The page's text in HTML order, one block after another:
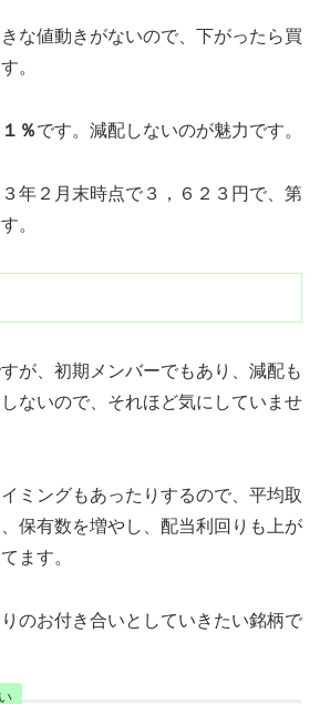
な値動きがないので、下がったら買
。
％です。減配しないのが魅力です。
年２月末時点で３，６２３円で、第
。
が、初期メンバーでもあり、減配も
ないので、それほど気にしていませ
ミングもあったりするので、平均取
保有数を増やし、配当利回りも上が
ます。
のお付き合いとしていきたい銘柄で